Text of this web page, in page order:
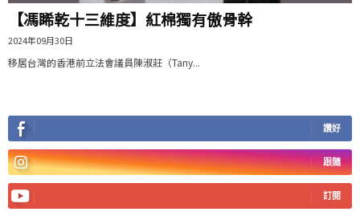
【馮睎乾十三維度】紅棉獨有傲骨幹
2024年09月30日
移居台灣的香港前立法會議員陳淑莊（Tany...
讚好
跟隨
訂閱